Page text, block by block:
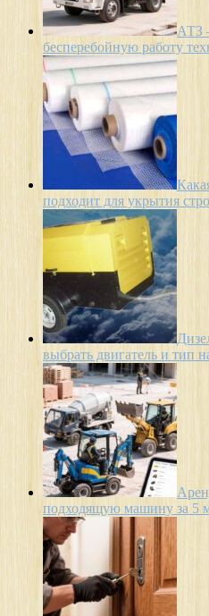
АТЗ
бесперебойную работу
подходит для укрытия
выбрать двигатель и тип
подходящую машину за 5